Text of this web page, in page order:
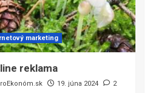
marketing
reklama
19. júna 2024 2